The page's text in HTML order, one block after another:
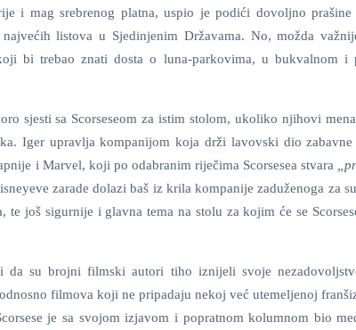
i mag srebrenog platna, uspio je podići dovoljno
listova u Sjedinjenim Državama. No, možda
bi trebao znati dosta o luna-parkovima, u bukvalnom i
sjesti sa Scorseseom za istim stolom, ukoliko njihovi
Iger upravlja kompanijom koja drži lavovski dio
i Marvel, koji po odabranim riječima Scorsesea stvara
zarade dolazi baš iz krila kompanije zaduženoga za
još sigurnije i glavna tema na stolu za kojim će se
da su brojni filmski autori tiho iznijeli svoje
filmova koji ne pripadaju nekoj već utemeljenoj
je sa svojom izjavom i popratnom kolumnom bio